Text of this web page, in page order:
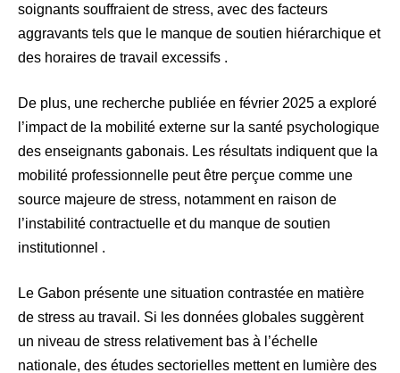
soignants souffraient de stress, avec des facteurs
aggravants tels que le manque de soutien hiérarchique et
des horaires de travail excessifs .​
De plus, une recherche publiée en février 2025 a exploré
l’impact de la mobilité externe sur la santé psychologique
des enseignants gabonais. Les résultats indiquent que la
mobilité professionnelle peut être perçue comme une
source majeure de stress, notamment en raison de
l’instabilité contractuelle et du manque de soutien
institutionnel .​
Le Gabon présente une situation contrastée en matière
de stress au travail. Si les données globales suggèrent
un niveau de stress relativement bas à l’échelle
nationale, des études sectorielles mettent en lumière des